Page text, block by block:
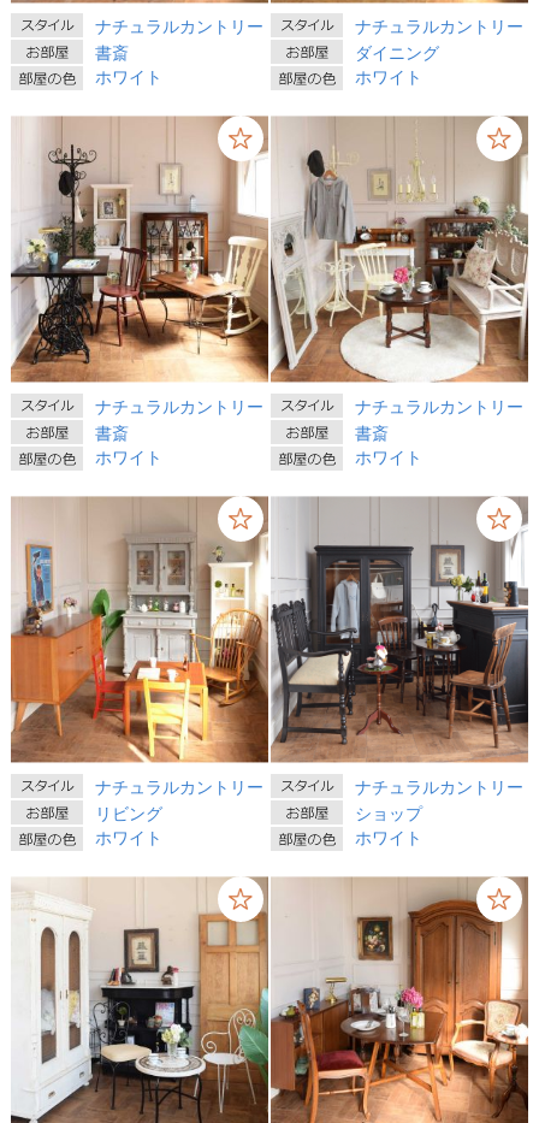
ナチュラルカントリー
書斎
ホワイト
ナチュラルカントリー
ダイニング
ホワイト
ナチュラルカントリー
書斎
ホワイト
ナチュラルカントリー
書斎
ホワイト
ナチュラルカントリー
リビング
ホワイト
ナチュラルカントリー
ショップ
ホワイト